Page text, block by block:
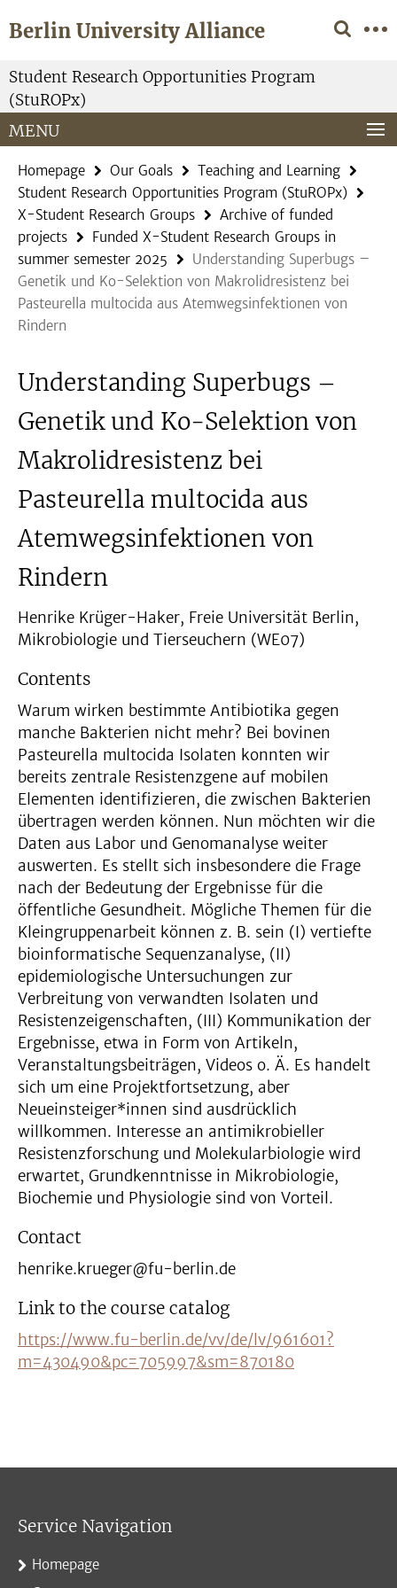
direkt
Inhalt
Berlin University Alliance
Service
Navigation
Student Research Opportunities Program
(StuROPx)
MENU
Homepage Our Goals
Teaching and Learning
Student Research Opportunities Program (StuROPx)
X-Student Research Groups
Archive of funded
projects
Funded X-Student Research Groups in
summer semester 2025
Understanding Superbugs –
Genetik und Ko-Selektion von Makrolidresistenz bei
Pasteurella multocida aus Atemwegsinfektionen von
Rindern
Understanding Superbugs –
Genetik und Ko-Selektion von
Makrolidresistenz bei
Pasteurella multocida aus
Atemwegsinfektionen von
Rindern
Henrike Krüger-Haker, Freie Universität Berlin,
Mikrobiologie und Tierseuchern (WE07)
Contents
Warum wirken bestimmte Antibiotika gegen
manche Bakterien nicht mehr? Bei bovinen
Pasteurella multocida Isolaten konnten wir
bereits zentrale Resistenzgene auf mobilen
Elementen identifizieren, die zwischen Bakterien
übertragen werden können. Nun möchten wir die
Daten aus Labor und Genomanalyse weiter
auswerten. Es stellt sich insbesondere die Frage
nach der Bedeutung der Ergebnisse für die
öffentliche Gesundheit. Mögliche Themen für die
Kleingruppenarbeit können z. B. sein (I) vertiefte
bioinformatische Sequenzanalyse, (II)
epidemiologische Untersuchungen zur
Verbreitung von verwandten Isolaten und
Resistenzeigenschaften, (III) Kommunikation der
Ergebnisse, etwa in Form von Artikeln,
Veranstaltungsbeiträgen, Videos o. Ä. Es handelt
sich um eine Projektfortsetzung, aber
Neueinsteiger*innen sind ausdrücklich
willkommen. Interesse an antimikrobieller
Resistenzforschung und Molekularbiologie wird
erwartet, Grundkenntnisse in Mikrobiologie,
Biochemie und Physiologie sind von Vorteil.
Contact
henrike.krueger@fu-berlin.de
Link to the course catalog
https://www.fu-berlin.de/vv/de/lv/961601?
m=430490&pc=705997&sm=870180
Service Navigation
Homepage